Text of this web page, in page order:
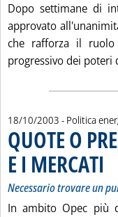
Dopo settimane di
approvato
che rafforza il ruolo
progressivo dei poteri
18/10/2003 - Politica
QUOTE O
E I MERCATI
Necessario trovare un
In ambito Opec più